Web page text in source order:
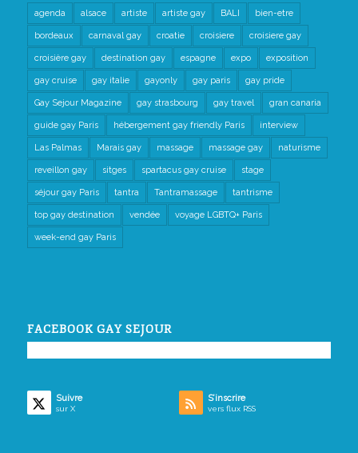
agenda alsace artiste artiste gay BALI bien-etre
bordeaux carnaval gay croatie croisiere croisiere gay
croisière gay destination gay espagne expo exposition
gay cruise gay italie gayonly gay paris gay pride
Gay Sejour Magazine gay strasbourg gay travel gran canaria
guide gay Paris hébergement gay friendly Paris interview
Las Palmas Marais gay massage massage gay naturisme
reveillon gay sitges spartacus gay cruise stage
séjour gay Paris tantra Tantramassage tantrisme
top gay destination vendée voyage LGBTQ+ Paris
week-end gay Paris
FACEBOOK GAY SEJOUR
Suivre
sur X
S’inscrire
vers flux RSS